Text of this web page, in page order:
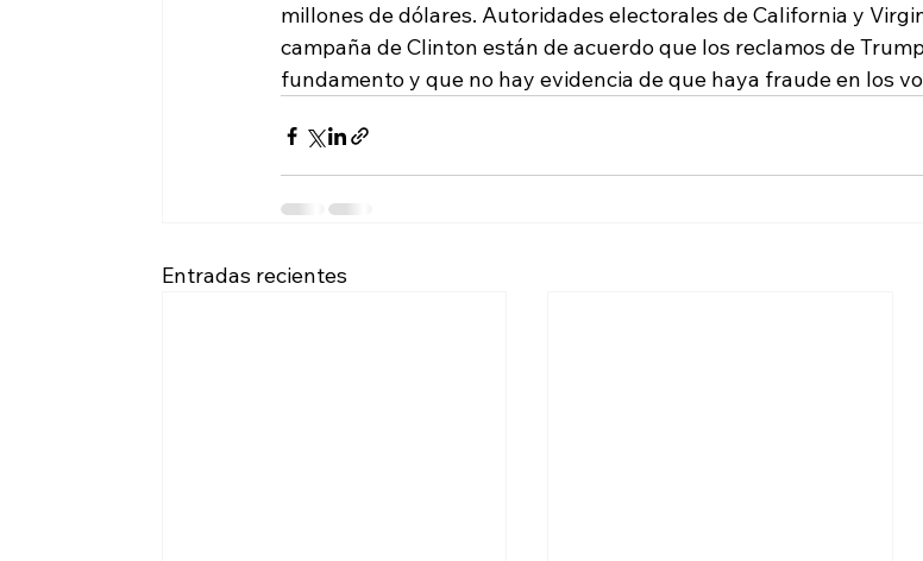
millones de dólares. Autoridades electorales de California y
campaña de Clinton están de acuerdo que los reclamos de
fundamento y que no hay evidencia de que haya fraude en los
Entradas recientes